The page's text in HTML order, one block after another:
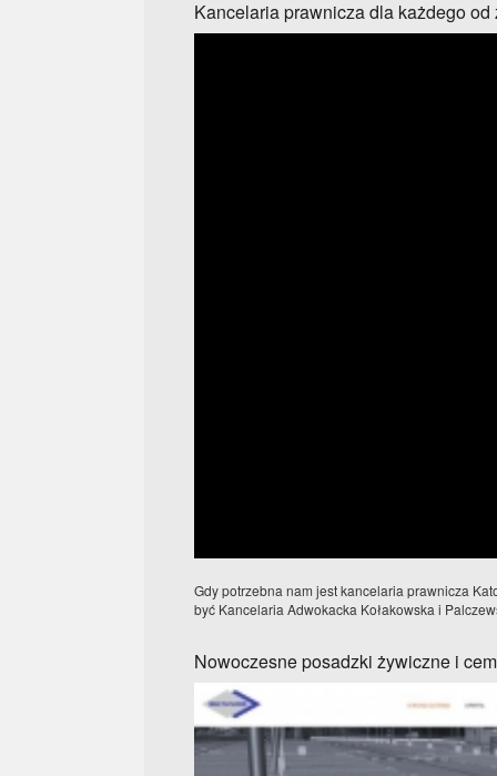
Kancelaria prawnicza dla każdego od
Gdy potrzebna nam jest kancelaria prawnicza
być Kancelaria Adwokacka Kołakowska i
Nowoczesne posadzki żywiczne i